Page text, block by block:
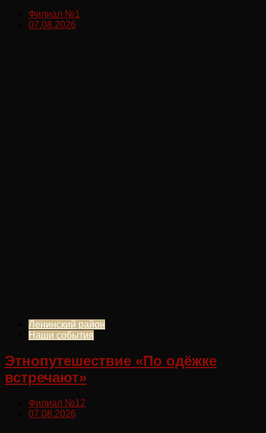
Филиал №1
07.08.2026
Ленинский район
Наши события
Этнопутешествие «По одёжке
встречают»
Филиал №12
07.08.2026